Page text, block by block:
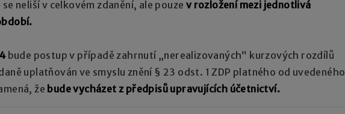
neliší v celkovém zdanění, ale pouze v rozložení mezi jednotlivá
bude postup v případě zahrnutí „nerealizovaných“ kurzových rozdílů
uplatňován ve smyslu znění § 23 odst. 1 ZDP platného od uvedeného
že bude vycházet z předpisů upravujících účetnictví.